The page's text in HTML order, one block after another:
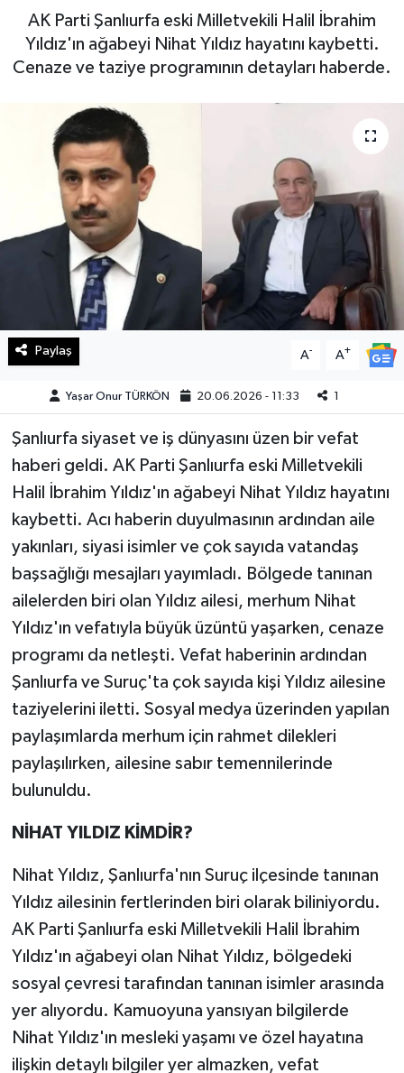
AK Parti Şanlıurfa eski Milletvekili Halil İbrahim
Yıldız'ın ağabeyi Nihat Yıldız hayatını kaybetti.
Cenaze ve taziye programının detayları haberde.
Paylaş A- A+
Yaşar Onur TÜRKÖN 20.06.2026 - 11:33 1
Şanlıurfa siyaset ve iş dünyasını üzen bir vefat
haberi geldi. AK Parti Şanlıurfa eski Milletvekili
Halil İbrahim Yıldız'ın ağabeyi Nihat Yıldız hayatını
kaybetti. Acı haberin duyulmasının ardından aile
yakınları, siyasi isimler ve çok sayıda vatandaş
başsağlığı mesajları yayımladı. Bölgede tanınan
ailelerden biri olan Yıldız ailesi, merhum Nihat
Yıldız'ın vefatıyla büyük üzüntü yaşarken, cenaze
programı da netleşti. Vefat haberinin ardından
Şanlıurfa ve Suruç'ta çok sayıda kişi Yıldız ailesine
taziyelerini iletti. Sosyal medya üzerinden yapılan
paylaşımlarda merhum için rahmet dilekleri
paylaşılırken, ailesine sabır temennilerinde
bulunuldu.
NİHAT YILDIZ KİMDİR?
Nihat Yıldız, Şanlıurfa'nın Suruç ilçesinde tanınan
Yıldız ailesinin fertlerinden biri olarak biliniyordu.
AK Parti Şanlıurfa eski Milletvekili Halil İbrahim
Yıldız'ın ağabeyi olan Nihat Yıldız, bölgedeki
sosyal çevresi tarafından tanınan isimler arasında
yer alıyordu. Kamuoyuna yansıyan bilgilerde
Nihat Yıldız'ın mesleki yaşamı ve özel hayatına
ilişkin detaylı bilgiler yer almazken, vefat
Haberde İnsan
Kültür Sanat
Magazin
Manşet Altı
Manşetler
Resmi İlan
Sağlık
Spor
SürManşet
Teknoloji
Yaşam
KAHRAMANMARAŞ